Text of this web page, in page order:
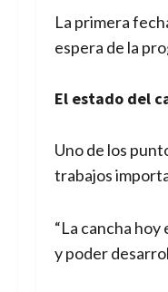
La primera
espera de la
El estado del
Uno de los
trabajos
“La cancha
y poder